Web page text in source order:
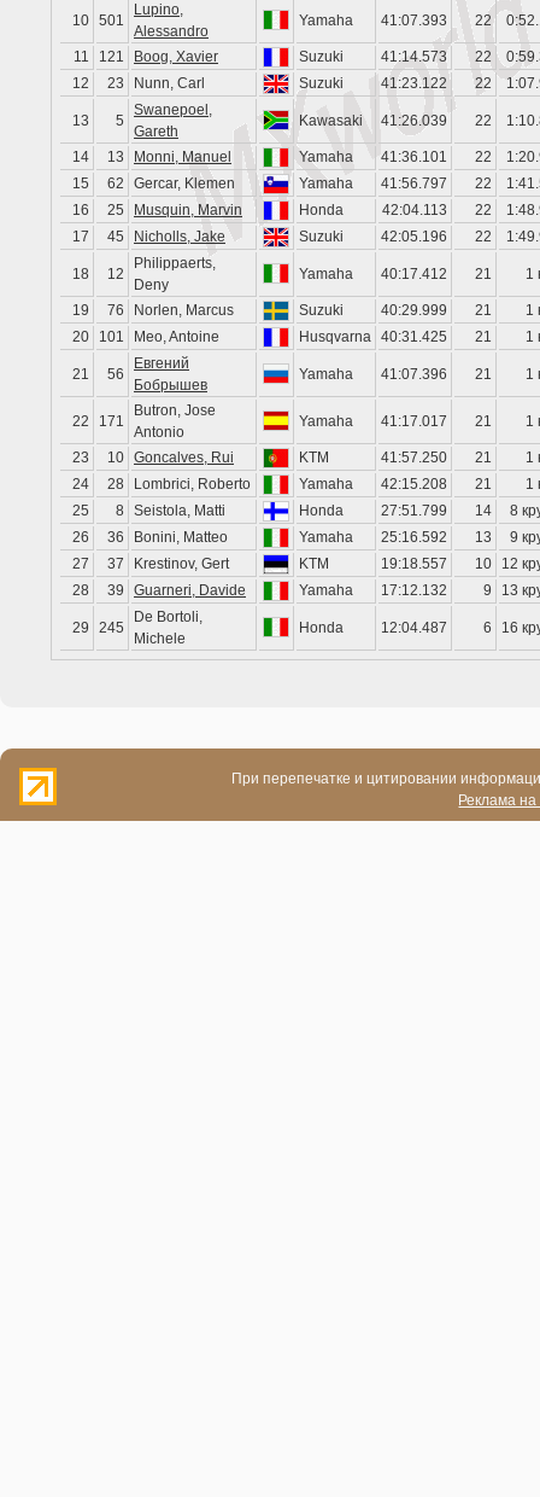
10 501
Lupino,
Alessandro
Yamaha 41:07.393 22
11 121 Boog, Xavier Suzuki 41:14.573 22
12
23 Nunn, Carl Suzuki 41:23.122 22
13 5
Swanepoel,
Gareth
Kawasaki 41:26.039 22
14 13 Monni, Manuel Yamaha 41:36.101 22
15
62 Gercar, Klemen Yamaha 41:56.797 22
16
25 Musquin, Marvin Honda 42:04.113 22
17
45 Nicholls, Jake Suzuki 42:05.196 22
18 12
Philippaerts,
Deny
Yamaha 40:17.412 21 1
19 76 Norlen, Marcus Suzuki 40:29.999 21
1
20
101 Meo, Antoine Husqvarna 40:31.425 21 1
21 56
Евгений
Бобрышев
Yamaha 41:07.396 21 1
22 171
Butron, Jose
Antonio
Yamaha 41:17.017 21 1
23 10 Goncalves, Rui KTM 41:57.250 21
1
24
28 Lombrici, Roberto Yamaha 42:15.208 21
1
25
8 Seistola, Matti Honda 27:51.799 14
8
26
36 Bonini, Matteo Yamaha 25:16.592 13
9
27
37 Krestinov, Gert KTM 19:18.557 10
12
28
39 Guarneri, Davide Yamaha 17:12.132 9 13
29 245
De Bortoli,
Michele
Honda 12:04.487 6 16
При перепечатке и цитировании
Реклама на